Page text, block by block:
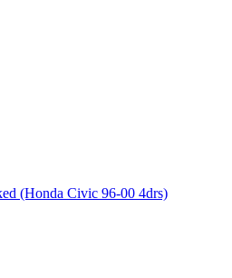
(Honda Civic 96-00 4drs)